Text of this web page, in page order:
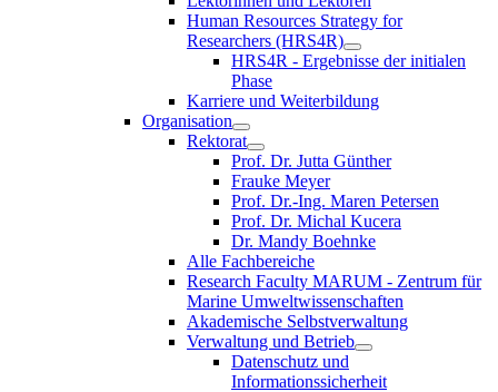
Human Resources Strategy for
Researchers (HRS4R)
HRS4R - Ergebnisse der initialen
Phase
Karriere und Weiterbildung
Organisation
Rektorat
Prof. Dr. Jutta Günther
Frauke Meyer
Prof. Dr.-Ing. Maren Petersen
Prof. Dr. Michal Kucera
Dr. Mandy Boehnke
Alle Fachbereiche
Research Faculty MARUM - Zentrum für
Marine Umweltwissenschaften
Akademische Selbstverwaltung
Verwaltung und Betrieb
Datenschutz und
Informationssicherheit